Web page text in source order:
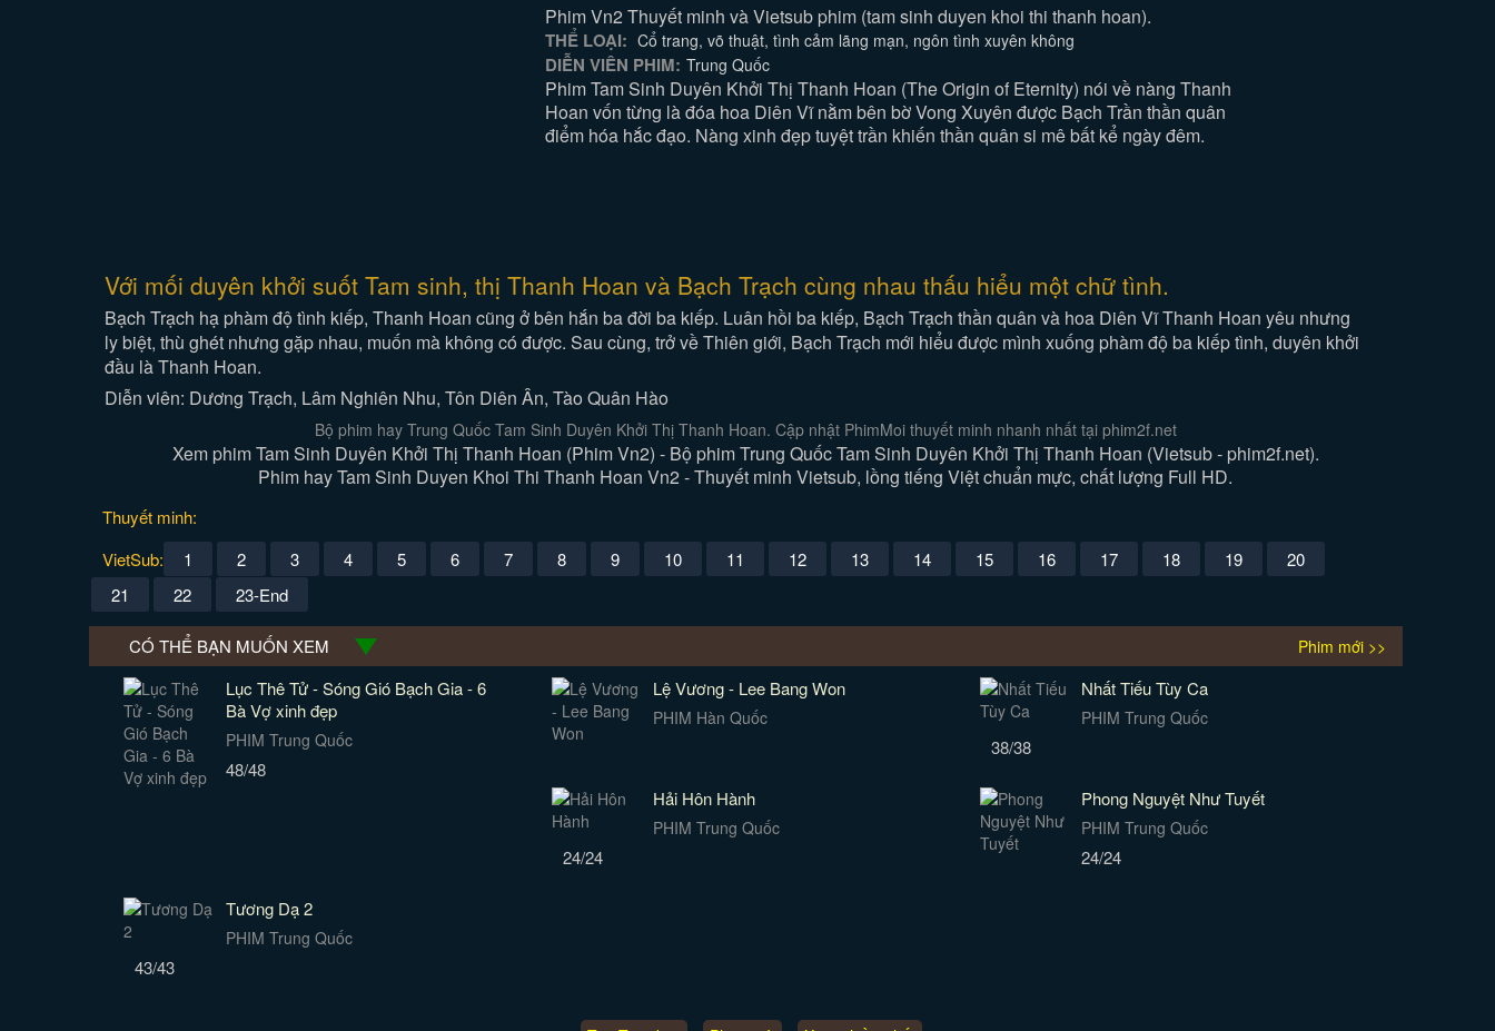
Phim Vn2 Thuyết minh và Vietsub phim (tam sinh duyen khoi thi thanh hoan).
THỂ LOẠI: Cổ trang, võ thuật, tình cảm lãng mạn, ngôn tình xuyên không
DIỄN VIÊN PHIM: Trung Quốc
Phim Tam Sinh Duyên Khởi Thị Thanh Hoan (The Origin of Eternity) nói về nàng Thanh
Hoan vốn từng là đóa hoa Diên Vĩ nằm bên bờ Vong Xuyên được Bạch Trần thần quân
điểm hóa hắc đạo. Nàng xinh đẹp tuyệt trần khiến thần quân si mê bất kể ngày đêm.
Với mối duyên khởi suốt Tam sinh, thị Thanh Hoan và Bạch Trạch cùng nhau thấu hiểu một chữ tình.
Bạch Trạch hạ phàm độ tình kiếp, Thanh Hoan cũng ở bên hắn ba đời ba kiếp. Luân hồi ba kiếp, Bạch Trạch thần quân và hoa Diên Vĩ Thanh Hoan yêu nhưng
ly biệt, thù ghét nhưng gặp nhau, muốn mà không có được. Sau cùng, trở về Thiên giới, Bạch Trạch mới hiểu được mình xuống phàm độ ba kiếp tình, duyên khởi
đầu là Thanh Hoan.
Diễn viên: Dương Trạch, Lâm Nghiên Nhu, Tôn Diên Ân, Tào Quân Hào
Bộ phim hay Trung Quốc Tam Sinh Duyên Khởi Thị Thanh Hoan. Cập nhật PhimMoi thuyết minh nhanh nhất tại phim2f.net
Xem phim Tam Sinh Duyên Khởi Thị Thanh Hoan (Phim Vn2) - Bộ phim Trung Quốc Tam Sinh Duyên Khởi Thị Thanh Hoan (Vietsub - phim2f.net).
Phim hay Tam Sinh Duyen Khoi Thi Thanh Hoan Vn2 - Thuyết minh Vietsub, lồng tiếng Việt chuẩn mực, chất lượng Full HD.
Thuyết minh:
VietSub:
1 2 3 4 5 6 7 8 9 10 11 12 13 14 15 16 17 18 19
20
21
22 23-End
CÓ THỂ BẠN MUỐN XEM Phim mới >>
Lục Thê Tử - Sóng Gió Bạch Gia - 6
Bà Vợ xinh đẹp
PHIM Trung Quốc
48/48
Lệ Vương - Lee Bang Won
PHIM Hàn Quốc
Nhất Tiếu Tùy Ca
PHIM Trung Quốc
38/38
Hải Hôn Hành
PHIM Trung Quốc
24/24
Phong Nguyệt Như Tuyết
PHIM Trung Quốc
24/24
Tương Dạ 2
PHIM Trung Quốc
43/43